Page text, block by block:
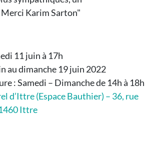
Karim Sarton"
11 juin à 17h
au dimanche 19 juin 2022
: Samedi – Dimanche de 14h à 18h
d’Ittre (Espace Bauthier) – 36, rue
Ittre